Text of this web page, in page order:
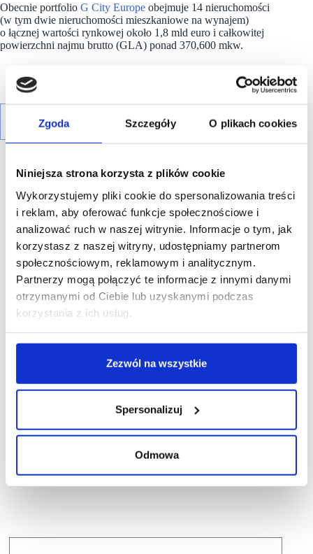
Zgoda Szczegóły O plikach cookies
Niniejsza strona korzysta z plików cookie
Wykorzystujemy pliki cookie do spersonalizowania treści
i reklam, aby oferować funkcje społecznościowe i
analizować ruch w naszej witrynie. Informacje o tym, jak
korzystasz z naszej witryny, udostępniamy partnerom
społecznościowym, reklamowym i analitycznym.
Partnerzy mogą połączyć te informacje z innymi danymi
otrzymanymi od Ciebie lub uzyskanymi podczas
korzystania z ich usług.
Zezwól na wszystkie
Spersonalizuj
Odmowa
Obecnie portfolio G City Europe obejmuje 14 nieruchomości
(w tym dwie nieruchomości mieszkaniowe na wynajem)
o łącznej wartości rynkowej około 1,8 mld euro i całkowitej
powierzchni najmu brutto (GLA) ponad 370,600 mkw.
R E K L A M A